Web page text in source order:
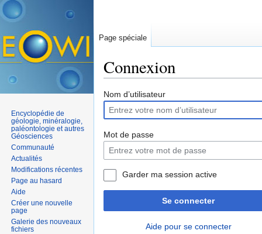
Connexion
Nom d’utilisateur
Mot de passe
Garder ma session active
Se connecter
Aide pour se connecter
Page spéciale
Encyclopédie de
géologie, minéralogie,
paléontologie et autres
Géosciences
Communauté
Actualités
Modifications récentes
Page au hasard
Aide
Créer une nouvelle
page
Galerie des nouveaux
fichiers